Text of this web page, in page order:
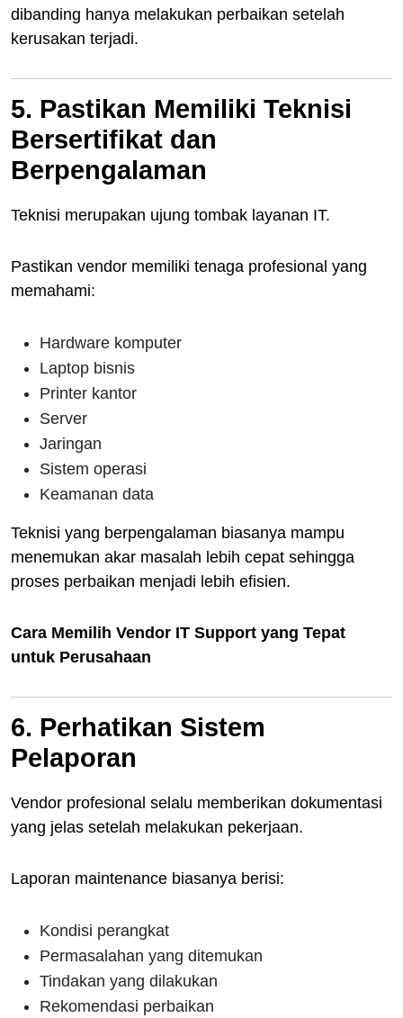
dibanding hanya melakukan perbaikan setelah
kerusakan terjadi.
5. Pastikan Memiliki Teknisi
Bersertifikat dan
Berpengalaman
Teknisi merupakan ujung tombak layanan IT.
Pastikan vendor memiliki tenaga profesional yang
memahami:
Hardware komputer
Laptop bisnis
Printer kantor
Server
Jaringan
Sistem operasi
Keamanan data
Teknisi yang berpengalaman biasanya mampu
menemukan akar masalah lebih cepat sehingga
proses perbaikan menjadi lebih efisien.
Cara Memilih Vendor IT Support yang Tepat
untuk Perusahaan
6. Perhatikan Sistem
Pelaporan
Vendor profesional selalu memberikan dokumentasi
yang jelas setelah melakukan pekerjaan.
Laporan maintenance biasanya berisi:
Kondisi perangkat
Permasalahan yang ditemukan
Tindakan yang dilakukan
Rekomendasi perbaikan